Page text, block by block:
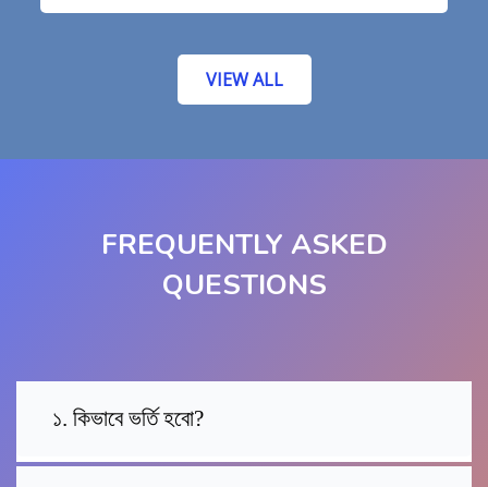
VIEW ALL
FREQUENTLY ASKED
QUESTIONS
১. কিভাবে ভর্তি হবো?